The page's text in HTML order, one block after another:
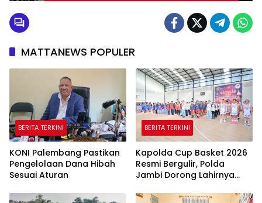
MATTANEWS POPULER
BERITA TERKINI
KONI Palembang Pastikan
Pengelolaan Dana Hibah
Sesuai Aturan
BERITA TERKINI
Kapolda Cup Basket 2026
Resmi Bergulir, Polda
Jambi Dorong Lahirnya
Generasi Muda